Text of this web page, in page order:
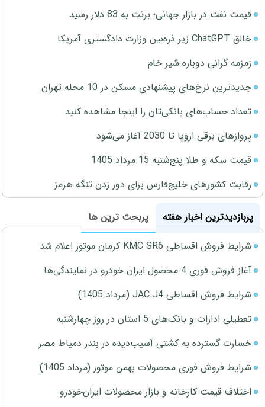
قیمت نفت در بازار جهانی؛ برنت به 83 دلار رسید
خالق ChatGPT زیر ذره‌بین وزارت دادگستری آمریکا
زمزمه گرانی دوباره شیر خام
جدیدترین نرخ‌های پیشنهادی مسکن در 10 محله تهران
تعداد حساب‌های بانکی‌تان را اینجا مشاهده کنید
پروازهای برقی اروپا تا 2030 آغاز می‌شود
قیمت سکه و طلا پنج‌شنبه 15 مرداد 1405
رقابت کشورهای خلیج‌فارس برای دور زدن تنگه هرمز
پربازدیدترین اخبار هفته
پربحث ترین ها
شرایط فروش اقساطی KMC SR6 کرمان موتور اعلام شد
آغاز فروش فوری 4 محصول ایران خودرو در نمایندگی‌ها
شرایط فروش اقساطی JAC J4 (مرداد 1405)
تعطیلی ادارات و بانک‌های 5 استان در روز چهارشنبه
خسارت گسترده به کشتی آسیب‌دیده در بندر دمیاط مصر
شرایط فروش فوری محصولات بهمن موتور (مرداد 1405)
اختلاف قیمت کارخانه و بازار محصولات ایران‌خودرو